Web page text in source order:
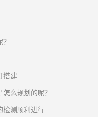
搭建
么规划的呢？
检测顺利进行